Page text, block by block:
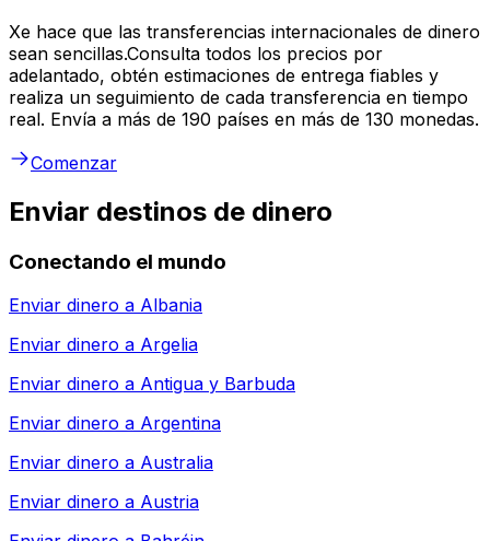
Xe hace que las transferencias internacionales de dinero
sean sencillas.Consulta todos los precios por
adelantado, obtén estimaciones de entrega fiables y
realiza un seguimiento de cada transferencia en tiempo
real. Envía a más de 190 países en más de 130 monedas.
Comenzar
Enviar destinos de dinero
Conectando el mundo
Enviar dinero a Albania
Enviar dinero a Argelia
Enviar dinero a Antigua y Barbuda
Enviar dinero a Argentina
Enviar dinero a Australia
Enviar dinero a Austria